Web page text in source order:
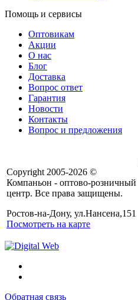
Помощь и сервисы
Оптовикам
Акции
О нас
Блог
Доставка
Вопрос ответ
Гарантия
Новости
Контакты
Вопрос и предложения
Copyright 2005-2026 ©
Компаньон - оптово-розничный
центр. Все права защищены.
Ростов-на-Дону, ул.Нансена,151
Посмотреть на карте
Обратная связь